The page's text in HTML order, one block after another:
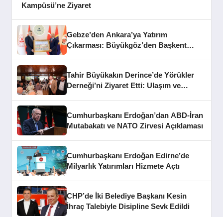
Kampüsü’ne Ziyaret
Gebze’den Ankara’ya Yatırım
Çıkarması: Büyükgöz’den Başkent
Tahir Büyükakın Derince’de Yörükler
Derneği’ni Ziyaret Etti: Ulaşım ve
Cumhurbaşkanı Erdoğan’dan ABD-İran
Mutabakatı ve NATO Zirvesi Açıklaması
Cumhurbaşkanı Erdoğan Edirne’de
Milyarlık Yatırımları Hizmete Açtı
CHP’de İki Belediye Başkanı Kesin
İhraç Talebiyle Disipline Sevk Edildi